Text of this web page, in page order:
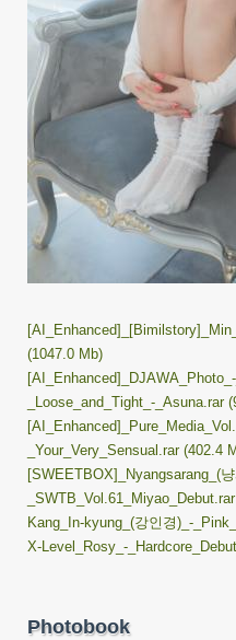
(1047.0 Mb)
_Loose_and_Tight_-_Asuna.rar
_Your_Very_Sensual.rar (402.4
[SWEETBOX]_Nyangsarang_(
Kang_In-kyung_(강인경)_-
X-Level_Rosy_-
Photobook